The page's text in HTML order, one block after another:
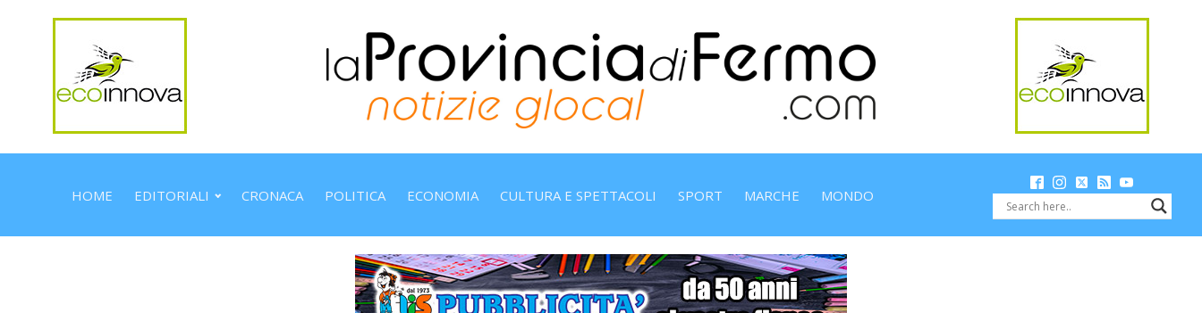
HOME EDITORIALI CRONACA POLITICA ECONOMIA CULTURA E SPETTACOLI SPORT MARCHE MONDO